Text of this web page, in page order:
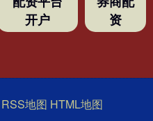
开户
资
RSS地图 HTML地图